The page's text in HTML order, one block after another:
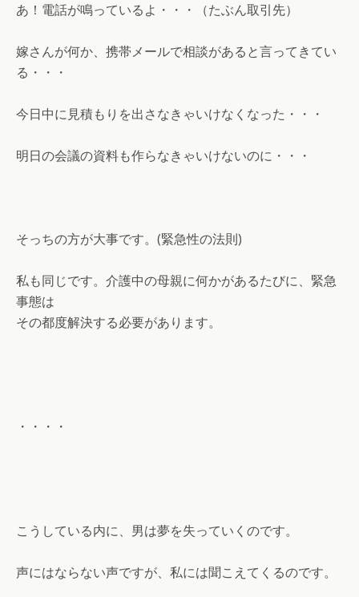
あ！電話が鳴っているよ・・・（たぶん取引先）
嫁さんが何か、携帯メールで相談があると言ってきてい
る・・・
今日中に見積もりを出さなきゃいけなくなった・・・
明日の会議の資料も作らなきゃいけないのに・・・
そっちの方が大事です。(緊急性の法則)
私も同じです。介護中の母親に何かがあるたびに、緊急
事態は
その都度解決する必要があります。
・・・・
こうしている内に、男は夢を失っていくのです。
声にはならない声ですが、私には聞こえてくるのです。